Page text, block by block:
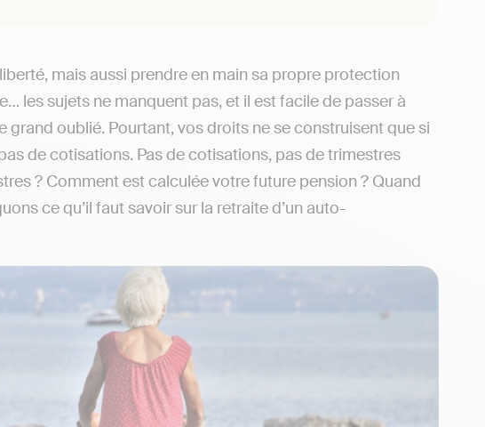
mais aussi prendre en main sa propre protection
les sujets ne manquent pas, et il est facile de passer à
grand oublié. Pourtant, vos droits ne se construisent que si
de cotisations. Pas de cotisations, pas de trimestres
? Comment est calculée votre future pension ? Quand
ce qu’il faut savoir sur la retraite d’un auto-